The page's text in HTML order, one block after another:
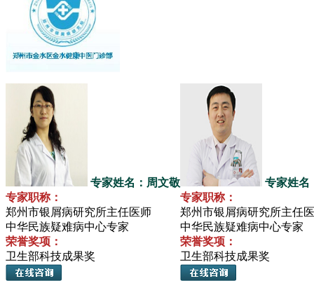
专家姓名：周文敬
专家职称：
郑州市银屑病研究所主任医师
中华民族疑难病中心专家
荣誉奖项：
卫生部科技成果奖
专家姓名
专家职称：
郑州市银屑病研究所主任
中华民族疑难病中心专家
荣誉奖项：
卫生部科技成果奖